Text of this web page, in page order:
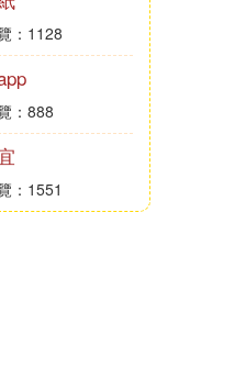
：1128
：888
：1551